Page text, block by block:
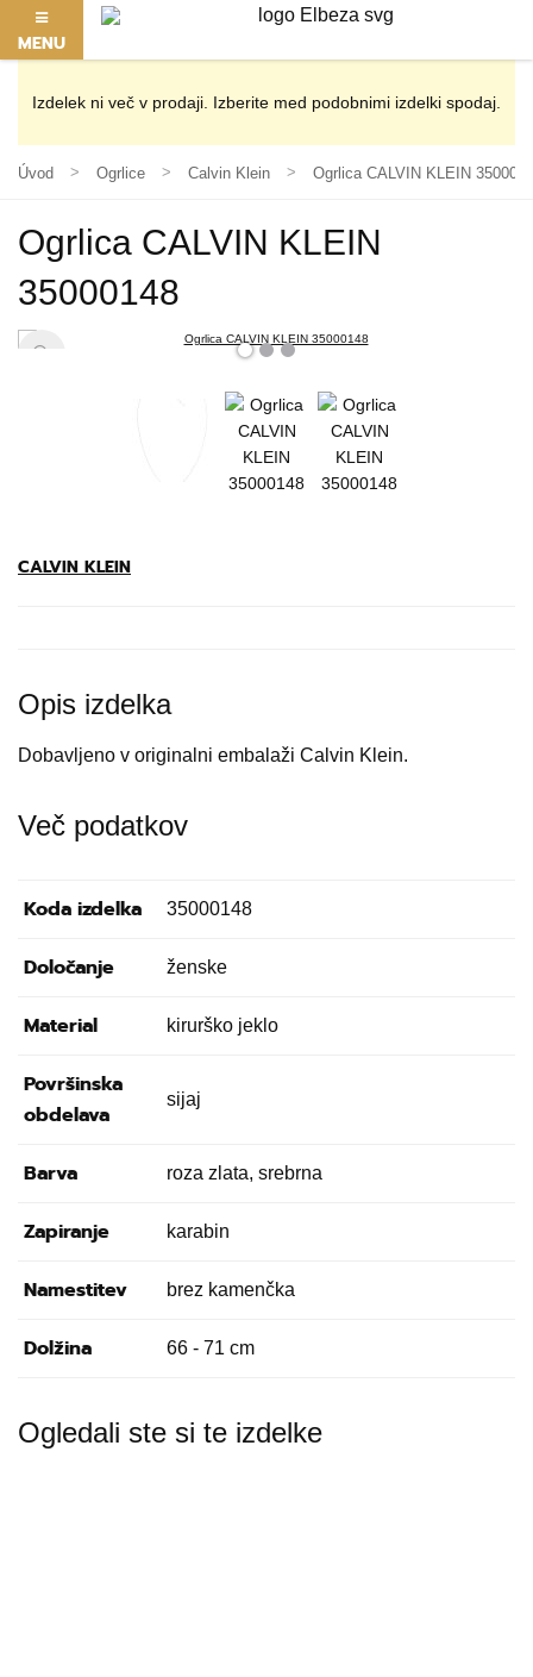
MENU
Izdelek ni več v prodaji. Izberite med podobnimi izdelki spodaj.
Úvod Ogrlice Calvin Klein Ogrlica CALVIN KLEIN
Ogrlica CALVIN KLEIN
35000148
CALVIN KLEIN
Opis izdelka
Dobavljeno v originalni embalaži Calvin Klein.
Več podatkov
Koda izdelka 35000148
Določanje ženske
Material kirurško jeklo
Površinska
obdelava
sijaj
Barva roza zlata, srebrna
Zapiranje karabin
Namestitev brez kamenčka
Dolžina 66 - 71 cm
Ogledali ste si te izdelke